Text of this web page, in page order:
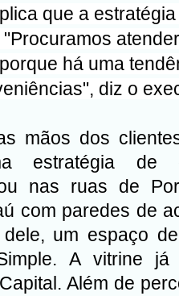
que a
há uma
diz o
mãos dos
estratégia de
nas ruas de
com paredes de
um espaço
A vitrine
Além de